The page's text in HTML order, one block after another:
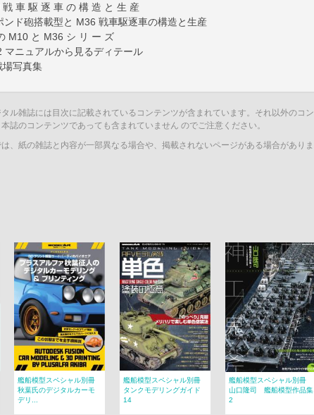
戦 車 駆 逐 車 の 構 造 と 生 産
ンド砲搭載型と M36 戦車駆逐車の構造と生産
M10 と M36 シ リ ー ズ
マニュアルから見るディテール
場写真集
ル雑誌には目次に記載されているコンテンツが含まれています。それ以外のコン
誌のコンテンツであっても含まれていません のでご注意ください。
、紙の雑誌と内容が一部異なる場合や、掲載されないページがある場合がありま
艦船模型スペシャル別冊
秋葉氏のデジタルカーモ
デリ...
艦船模型スペシャル別冊
タンクモデリングガイド
14
艦船模型スペシャル別冊
山口隆司 艦船模型作品集
2